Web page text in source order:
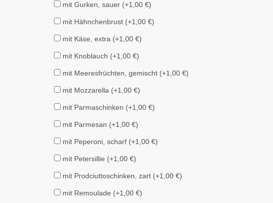
mit Gurken, sauer (+1,00 €)
mit Hähnchenbrust (+1,00 €)
mit Käse, extra (+1,00 €)
mit Knoblauch (+1,00 €)
mit Meeresfrüchten, gemischt (+1,00 €)
mit Mozzarella (+1,00 €)
mit Parmaschinken (+1,00 €)
mit Parmesan (+1,00 €)
mit Peperoni, scharf (+1,00 €)
mit Petersillie (+1,00 €)
mit Prodciuttoschinken, zart (+1,00 €)
mit Remoulade (+1,00 €)